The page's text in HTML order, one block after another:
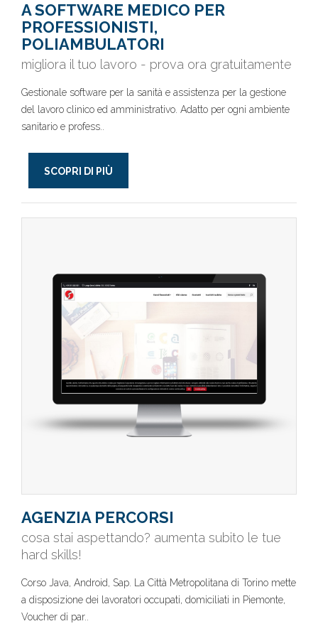
A SOFTWARE MEDICO PER
PROFESSIONISTI,
POLIAMBULATORI
migliora il tuo lavoro - prova ora gratuitamente
Gestionale software per la sanità e assistenza per la gestione
del lavoro clinico ed amministrativo. Adatto per ogni ambiente
sanitario e profess..
SCOPRI DI PIÙ
AGENZIA PERCORSI
cosa stai aspettando? aumenta subito le tue
hard skills!
Corso Java, Android, Sap. La Città Metropolitana di Torino mette
a disposizione dei lavoratori occupati, domiciliati in Piemonte,
Voucher di par..